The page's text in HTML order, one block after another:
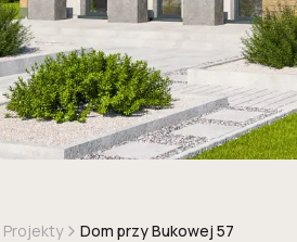
Projekty Dom przy Bukowej 57